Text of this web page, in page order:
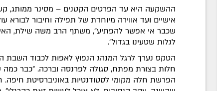
ההשקעה היא עד הפרטים הקטנים – מסינר ממותג,
אישיים ועד אווירה מיוחדת של תפילה וחיבור לבורא
שכבר אי אפשר להפתיע", משתף הרב משה שילת,
לגלות שטעינו בגדול".
הטקס נערך לרגל המנהג הנפוץ לאפות לכבוד
חלות בצורת מפתח, סגולה לפרנסה וברכה. "כבר
הפרשת חלה מקומי לסטודנטיות באוניברסיטת חיפה.